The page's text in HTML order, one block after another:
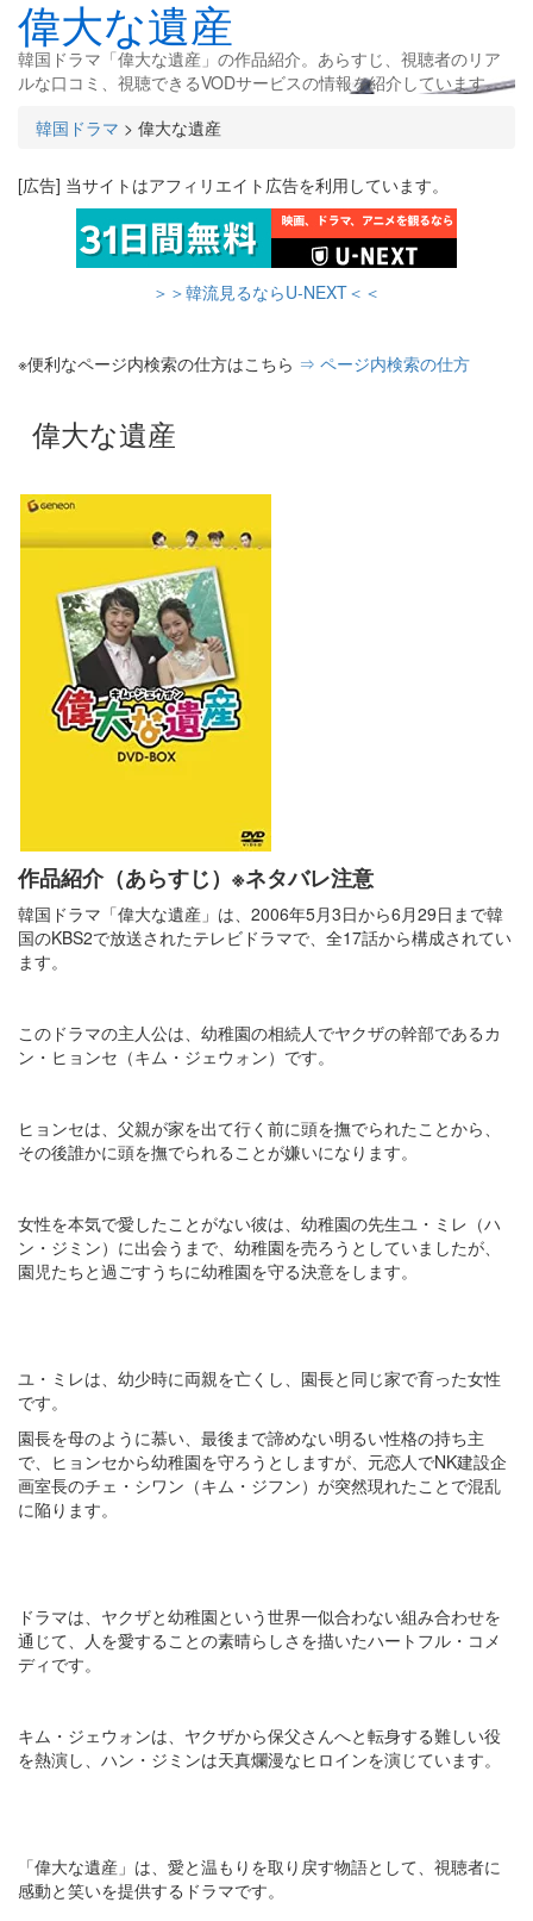
偉大な遺産
韓国ドラマ「偉大な遺産」の作品紹介。あらすじ、視聴者のリア
ルな口コミ、視聴できるVODサービスの情報を紹介しています。
韓国ドラマ > 偉大な遺産
[広告] 当サイトはアフィリエイト広告を利用しています。
＞＞韓流見るならU-NEXT＜＜
※便利なページ内検索の仕方はこちら ⇒ ページ内検索の仕方
偉大な遺産
作品紹介（あらすじ）※ネタバレ注意
韓国ドラマ「偉大な遺産」は、2006年5月3日から6月29日まで韓
国のKBS2で放送されたテレビドラマで、全17話から構成されてい
ます​​。
このドラマの主人公は、幼稚園の相続人でヤクザの幹部であるカ
ン・ヒョンセ（キム・ジェウォン）です。
ヒョンセは、父親が家を出て行く前に頭を撫でられたことから、
その後誰かに頭を撫でられることが嫌いになります。
女性を本気で愛したことがない彼は、幼稚園の先生ユ・ミレ（ハ
ン・ジミン）に出会うまで、幼稚園を売ろうとしていましたが、
園児たちと過ごすうちに幼稚園を守る決意をします​​。
ユ・ミレは、幼少時に両親を亡くし、園長と同じ家で育った女性
です。
園長を母のように慕い、最後まで諦めない明るい性格の持ち主
で、ヒョンセから幼稚園を守ろうとしますが、元恋人でNK建設企
画室長のチェ・シワン（キム・ジフン）が突然現れたことで混乱
に陥ります​​。
ドラマは、ヤクザと幼稚園という世界一似合わない組み合わせを
通じて、人を愛することの素晴らしさを描いたハートフル・コメ
ディです。
キム・ジェウォンは、ヤクザから保父さんへと転身する難しい役
を熱演し、ハン・ジミンは天真爛漫なヒロインを演じています​​​​。
「偉大な遺産」は、愛と温もりを取り戻す物語として、視聴者に
感動と笑いを提供するドラマです​​。